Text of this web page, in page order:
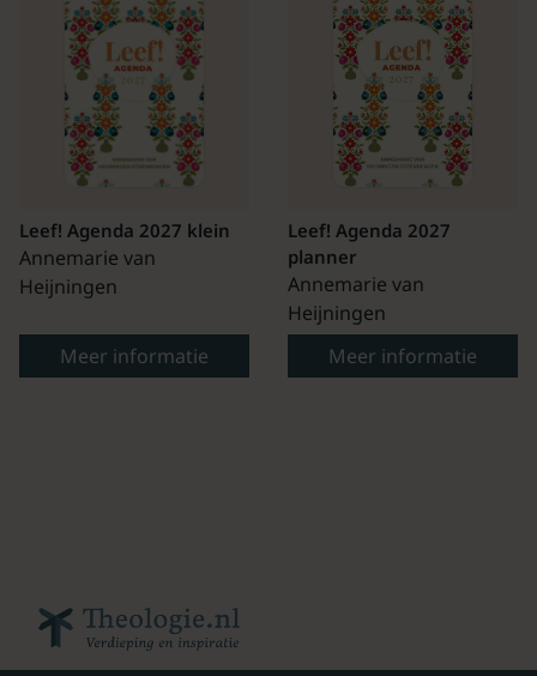
Leef! Agenda 2027 klein
Annemarie van
Heijningen
Meer informatie
Leef! Agenda 2027
planner
Annemarie van
Heijningen
Meer informatie